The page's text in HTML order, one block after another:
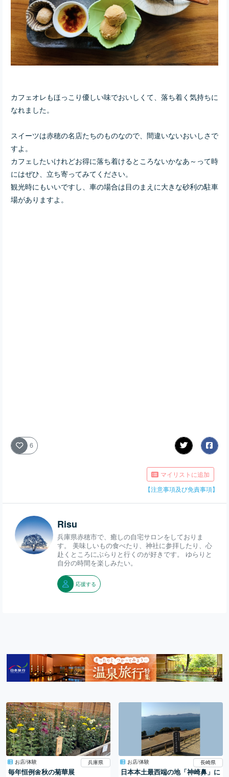
カフェオレもほっこり優しい味でおいしくて、落ち着く気持ちに
なれました。
スイーツは赤穂の名店たちのものなので、間違いないおいしさで
すよ。
カフェしたいけれどお得に落ち着けるところないかなあ～って時
にはぜひ、立ち寄ってみてください。
観光時にもいいですし、車の場合は目のまえに大きな砂利の駐車
場がありますよ。
6
マイリストに追加
【注意事項及び免責事項】
Risu
兵庫県赤穂市で、癒しの自宅サロンをしておりま
す。 美味しいもの食べたり、神社に参拝したり、心
赴くところにぶらりと行くのが好きです。 ゆらりと
自分の時間を楽しみたい。
応援する
お店/体験 兵庫県
毎年恒例🌼秋の菊華展
お店/体験 長崎県
日本本土最西端の地「神崎鼻」に